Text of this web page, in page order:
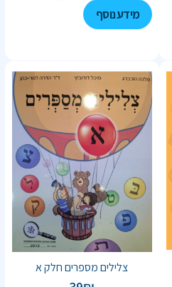
מידע נוסף
צלילים מספרים חלק א